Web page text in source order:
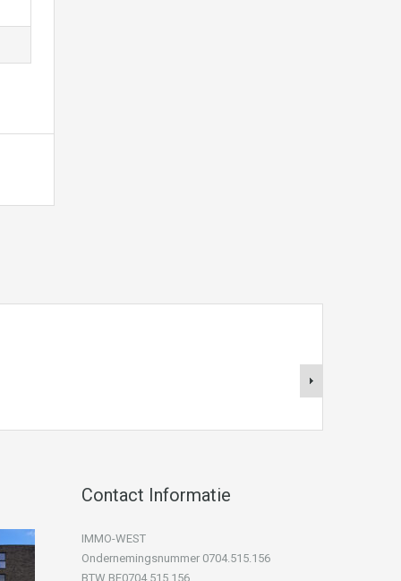
Contact Informatie
IMMO-WEST
Ondernemingsnummer 0704.515.156
BTW BE0704.515.156